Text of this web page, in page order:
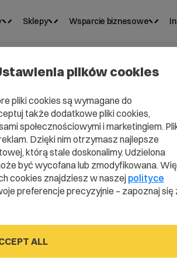
Sklepy Wsparcie biznesowe
plików cookies
pliki cookies są wymagane do
także dodatkowe pliki cookies,
społecznościowymi i marketingiem.
Dzięki nim otrzymasz najlepsze
którą stale doskonalimy. Udzielona
być wycofana lub zmodyfikowana.
cookies znajdziesz w naszej polityce
preferencje precyzyjnie – zapoznaj się
ALL